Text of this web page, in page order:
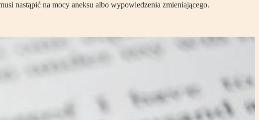
nastąpić na mocy aneksu albo wypowiedzenia zmieniającego.